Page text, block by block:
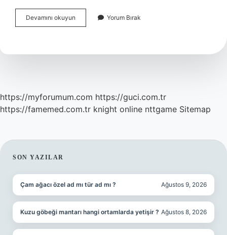
Devamını okuyun
Et
Yiyen
Yorum Bırak
https://myforumum.com https://guci.com.tr
https://famemed.com.tr knight online nttgame Sitemap
SIDEBAR
SON YAZILAR
Çam ağacı özel ad mı tür ad mı ? Ağustos 9, 2026
Kuzu göbeği mantarı hangi ortamlarda yetişir ? Ağustos 8, 2026